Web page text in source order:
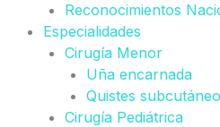
Reconocimientos
Especialidades
Cirugía Menor
Uña encarnada
Quistes
Cirugía Pediátrica